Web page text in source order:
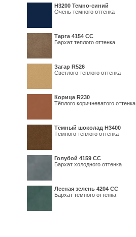
Н3200 Темно-синий
Очень темного оттенка
Тарга 4154 СС
Бархат теплого оттенка
Загар R526
Светлого теплого оттенка
Корица R230
Тёплого коричневатого оттенка
Тёмный шоколад H3400
Тёмного тёплого оттенка
Голубой 4159 СС
Бархат холодного оттенка
Лесная зелень 4204 СС
Бархат тёмного оттенка